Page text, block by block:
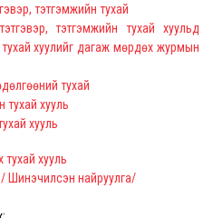
тэтгэмжийн тухай
тэтгэмжийн тухай хуульд
хуулийг дагаж мөрдөх журмын
тухай
тухай хууль
хууль
хууль
Шинэчилсэн найруулга/